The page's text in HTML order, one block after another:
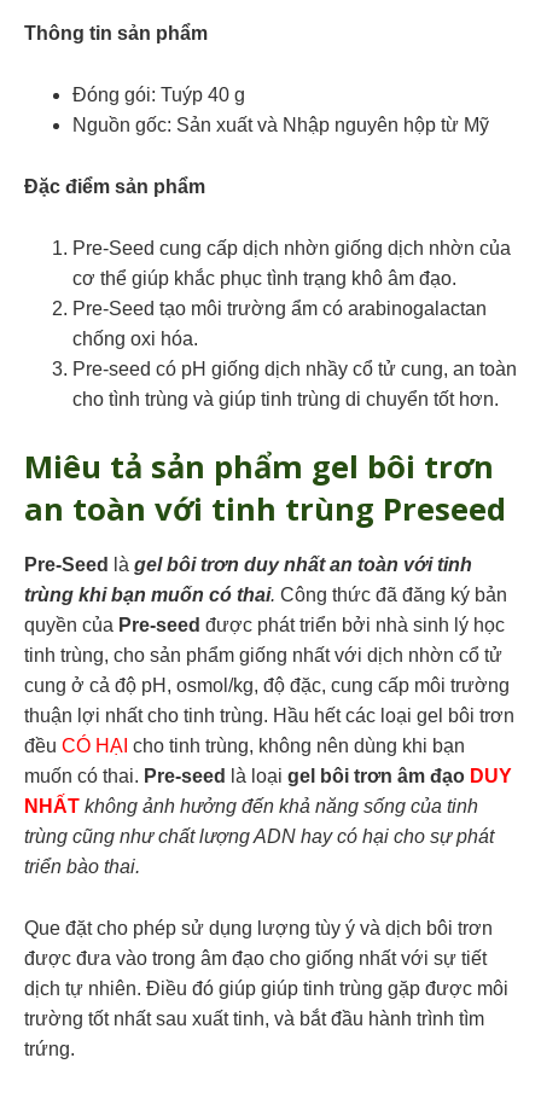
Thông tin sản phẩm
Đóng gói: Tuýp 40 g
Nguồn gốc: Sản xuất và Nhập nguyên hộp từ Mỹ
Đặc điểm sản phẩm
Pre-Seed cung cấp dịch nhờn giống dịch nhờn của
cơ thể giúp khắc phục tình trạng khô âm đạo.
Pre-Seed tạo môi trường ẩm có arabinogalactan
chống oxi hóa.
Pre-seed có pH giống dịch nhầy cổ tử cung, an toàn
cho tình trùng và giúp tinh trùng di chuyển tốt hơn.
Miêu tả sản phẩm gel bôi trơn
an toàn với tinh trùng Preseed
Pre-Seed là gel bôi trơn duy nhất an toàn với tinh
trùng khi bạn muốn có thai. Công thức đã đăng ký bản
quyền của Pre-seed được phát triển bởi nhà sinh lý học
tinh trùng, cho sản phẩm giống nhất với dịch nhờn cổ tử
cung ở cả độ pH, osmol/kg, độ đặc, cung cấp môi trường
thuận lợi nhất cho tinh trùng. Hầu hết các loại gel bôi trơn
đều CÓ HẠI cho tinh trùng, không nên dùng khi bạn
muốn có thai. Pre-seed là loại gel bôi trơn âm đạo DUY
NHẤT không ảnh hưởng đến khả năng sống của tinh
trùng cũng như chất lượng ADN hay có hại cho sự phát
triển bào thai.
Que đặt cho phép sử dụng lượng tùy ý và dịch bôi trơn
được đưa vào trong âm đạo cho giống nhất với sự tiết
dịch tự nhiên. Điều đó giúp giúp tinh trùng gặp được môi
trường tốt nhất sau xuất tinh, và bắt đầu hành trình tìm
trứng.